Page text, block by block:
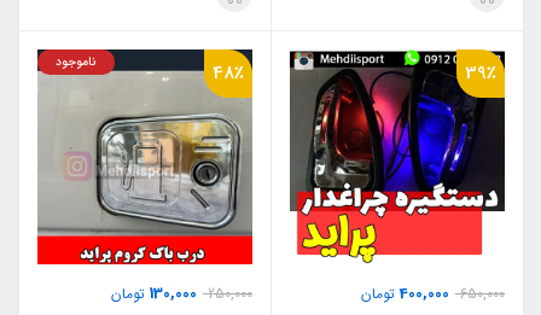
39٪
650,000
400,000تومان
48٪
250,000
130,000 تومان
ناموجود